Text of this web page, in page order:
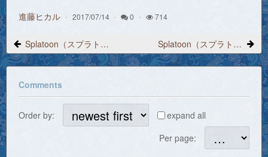
進藤ヒカル 2017/07/14 0 714
Splatoon（スプラトゥーン）プレイ日記 2017/3/25 18:26 試射大会 Splatoon（スプラトゥーン）プレイ日記 2017/3/25 23:08 動画のアップロード
Comments
Order by:
expand all
Per page: